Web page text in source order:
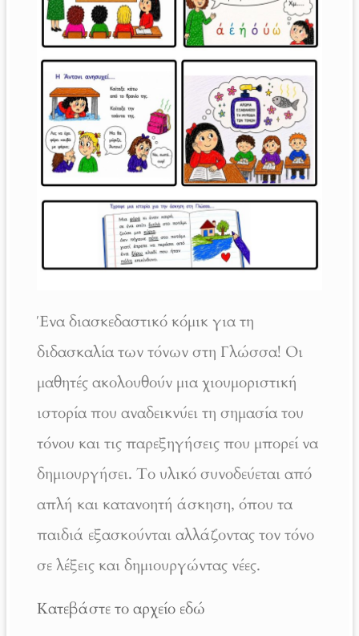
Ένα διασκεδαστικό κόμικ για τη
διδασκαλία των τόνων στη Γλώσσα! Οι
μαθητές ακολουθούν μια χιουμοριστική
ιστορία που αναδεικνύει τη σημασία του
τόνου και τις παρεξηγήσεις που μπορεί να
δημιουργήσει. Το υλικό συνοδεύεται από
απλή και κατανοητή άσκηση, όπου τα
παιδιά εξασκούνται αλλάζοντας τον τόνο
σε λέξεις και δημιουργώντας νέες.
Κατεβάστε το αρχείο εδώ